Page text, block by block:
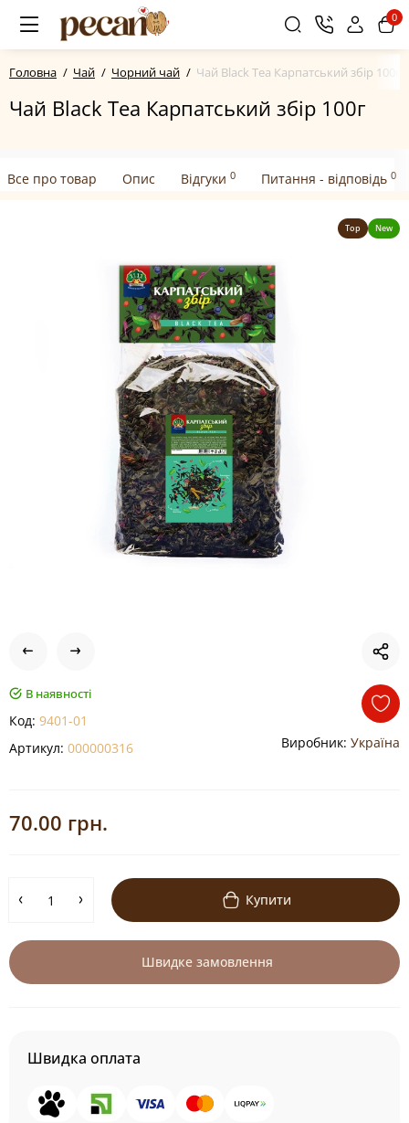
0
Головна Чай Чорний чай Чай Black Tea Карпатський збір 100г
Чай Black Tea Карпатський збір 100г
Все про товар Опис Відгуки 0 Питання - відповідь 0
Top New
В наявності
Код: 9401-01
Артикул: 000000316 Виробник: Україна
70.00 грн.
Купити
Швидке замовлення
Швидка оплата